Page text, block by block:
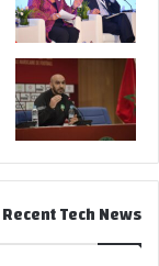
Recent Tech News